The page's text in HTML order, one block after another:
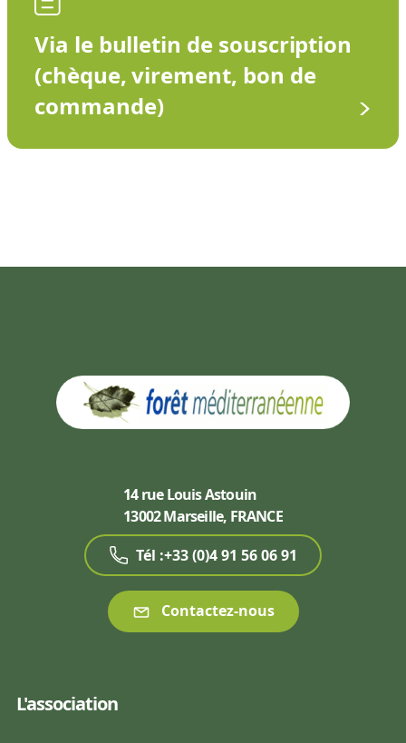
Via le bulletin de souscription
(chèque, virement, bon de
commande)
14 rue Louis Astouin
13002 Marseille, FRANCE
Tél :+33 (0)4 91 56 06 91
Contactez-nous
L'association